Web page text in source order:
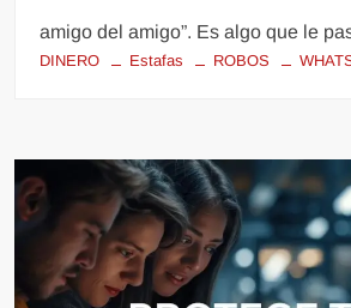
amigo del amigo”. Es algo que le
DINERO Estafas ROBOS